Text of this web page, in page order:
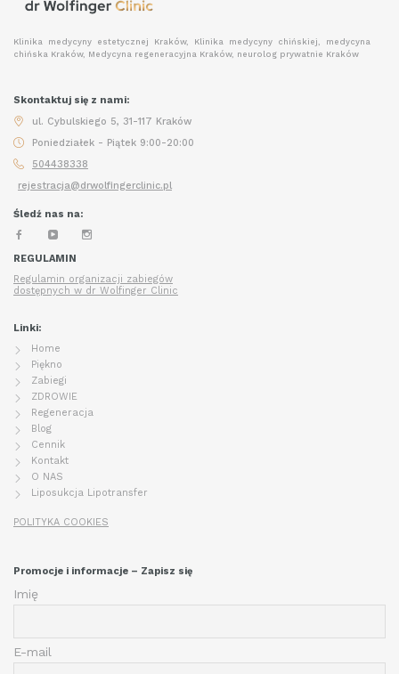
Klinika medycyny estetycznej Kraków, Klinika medycyny chińskiej, medycyna
chińska Kraków, Medycyna regeneracyjna Kraków, neurolog prywatnie Kraków
Skontaktuj się z nami:
ul. Cybulskiego 5, 31-117 Kraków
Poniedziałek - Piątek 9:00-20:00
504438338
rejestracja@drwolfingerclinic.pl
Śledź nas na:
REGULAMIN
Regulamin organizacji zabiegów
dostępnych w dr Wolfinger Clinic
Linki:
Home
Piękno
Zabiegi
ZDROWIE
Regeneracja
Blog
Cennik
Kontakt
O NAS
Liposukcja Lipotransfer
POLITYKA COOKIES
Promocje i informacje – Zapisz się
Imię
E-mail